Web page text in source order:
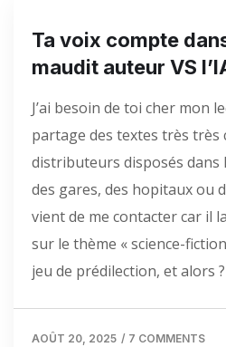
Ta voix compte
maudit auteur VS
J’ai besoin de toi cher mon
partage des textes très très
distributeurs disposés dans
des gares, des hopitaux ou
vient de me contacter car il
sur le thème « science-
jeu de prédilection, et alors
AOÛT 20, 2025 / 7 COMMENTS